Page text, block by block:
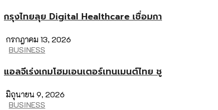
กรุงไทยลุย Digital Healthcare เชื่อมกา
กรกฎาคม 13, 2026
BUSINESS
แอลจีเร่งเกมโฮมเอนเตอร์เทนเมนต์ไทย ชู
มิถุนายน 9, 2026
BUSINESS